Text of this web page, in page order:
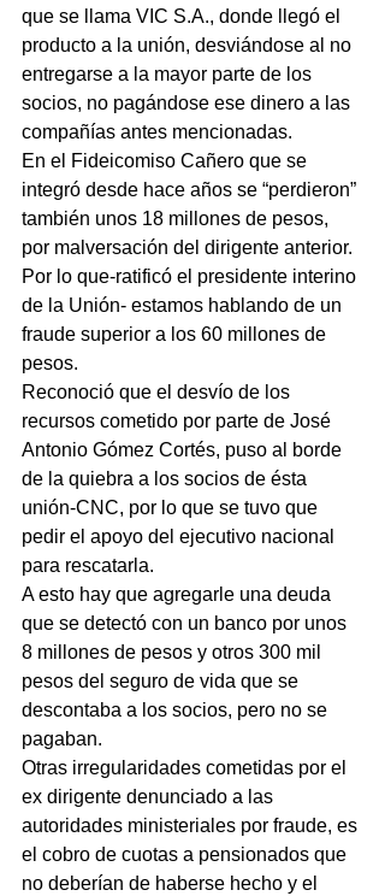
que se llama VIC S.A., donde llegó el
producto a la unión, desviándose al no
entregarse a la mayor parte de los
socios, no pagándose ese dinero a las
compañías antes mencionadas.
En el Fideicomiso Cañero que se
integró desde hace años se “perdieron”
también unos 18 millones de pesos,
por malversación del dirigente anterior.
Por lo que-ratificó el presidente interino
de la Unión- estamos hablando de un
fraude superior a los 60 millones de
pesos.
Reconoció que el desvío de los
recursos cometido por parte de José
Antonio Gómez Cortés, puso al borde
de la quiebra a los socios de ésta
unión-CNC, por lo que se tuvo que
pedir el apoyo del ejecutivo nacional
para rescatarla.
A esto hay que agregarle una deuda
que se detectó con un banco por unos
8 millones de pesos y otros 300 mil
pesos del seguro de vida que se
descontaba a los socios, pero no se
pagaban.
Otras irregularidades cometidas por el
ex dirigente denunciado a las
autoridades ministeriales por fraude, es
el cobro de cuotas a pensionados que
no deberían de haberse hecho y el